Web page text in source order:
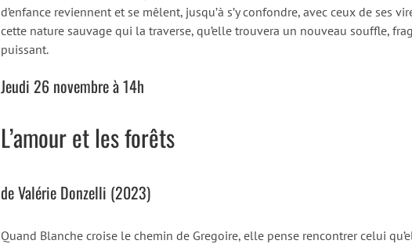
d’enfance reviennent et se mêlent, jusqu’à s’y confondre, avec ceux de ses
cette nature sauvage qui la traverse, qu’elle trouvera un nouveau souffle,
puissant.
Jeudi 26 novembre à 14h
L’amour et les forêts
de Valérie Donzelli (2023)
Quand Blanche croise le chemin de Gregoire, elle pense rencontrer celui